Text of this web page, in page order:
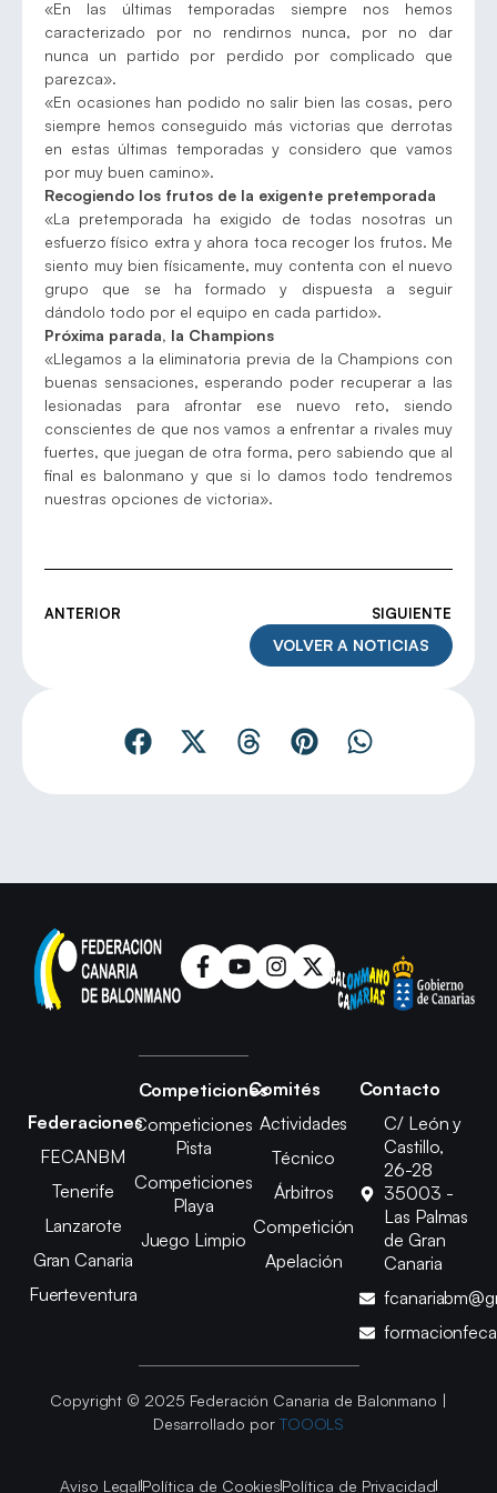
«En las últimas temporadas siempre nos hemos
caracterizado por no rendirnos nunca, por no dar
nunca un partido por perdido por complicado que
parezca».
«En ocasiones han podido no salir bien las cosas, pero
siempre hemos conseguido más victorias que derrotas
en estas últimas temporadas y considero que vamos
por muy buen camino».
Recogiendo los frutos de la exigente pretemporada
«La pretemporada ha exigido de todas nosotras un
esfuerzo físico extra y ahora toca recoger los frutos. Me
siento muy bien físicamente, muy contenta con el nuevo
grupo que se ha formado y dispuesta a seguir
dándolo todo por el equipo en cada partido».
Próxima parada, la Champions
«Llegamos a la eliminatoria previa de la Champions con
buenas sensaciones, esperando poder recuperar a las
lesionadas para afrontar ese nuevo reto, siendo
conscientes de que nos vamos a enfrentar a rivales muy
fuertes, que juegan de otra forma, pero sabiendo que al
final es balonmano y que si lo damos todo tendremos
nuestras opciones de victoria».
ANTERIOR SIGUIENTE
VOLVER A NOTICIAS
Federaciones
FECANBM
Tenerife
Lanzarote
Gran Canaria
Fuerteventura
Competiciones
Competiciones
Pista
Competiciones
Playa
Juego Limpio
Comités
Actividades
Técnico
Árbitros
Competición
Apelación
Contacto
C/ León y
Castillo,
26-28
35003 -
Las Palmas
de Gran
Canaria
Copyright © 2025 Federación Canaria de Balonmano |
Desarrollado por TOOOLS
Aviso LegalPolítica de CookiesPolítica de Privacidad